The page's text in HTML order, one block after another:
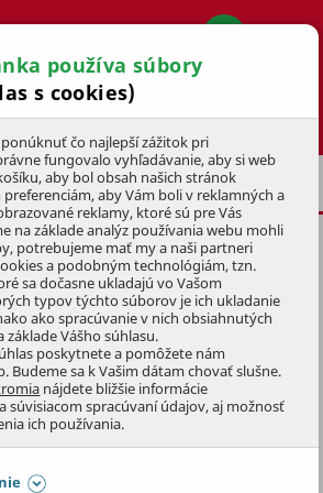
používa súbory
s cookies)
čo najlepší zážitok pri
fungovalo vyhľadávanie, aby si web
aby bol obsah našich stránok
aby Vám boli v reklamných a
reklamy, ktoré sú pre Vás
na základe analýz používania webu mohli
potrebujeme mať my a naši partneri
a podobným technológiám, tzn.
sa dočasne ukladajú vo Vašom
typov týchto súborov je ich ukladanie
ako spracúvanie v nich obsiahnutých
Vášho súhlasu.
poskytnete a pomôžete nám
Budeme sa k Vašim dátam chovať slušne.
nájdete bližšie informácie
súvisiacom spracúvaní údajov, aj možnosť
ich používania.
NÁHRADNÉ NOŽE
PRE X430/434